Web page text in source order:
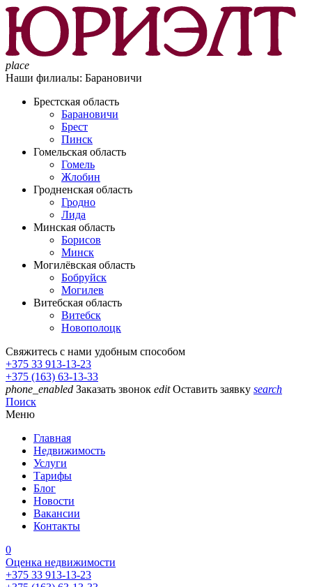
place
Наши филиалы: Барановичи
Брестская область
Барановичи
Брест
Пинск
Гомельская область
Гомель
Жлобин
Гродненская область
Гродно
Лида
Минская область
Борисов
Минск
Могилёвская область
Бобруйск
Могилев
Витебская область
Витебск
Новополоцк
Свяжитесь с нами удобным способом
+375 33 913-13-23
+375 (163) 63-13-33
phone_enabled Заказать звонок edit Оставить заявку search
Поиск
Меню
Главная
Недвижимость
Услуги
Тарифы
Блог
Новости
Вакансии
Контакты
0
Оценка недвижимости
+375 33 913-13-23